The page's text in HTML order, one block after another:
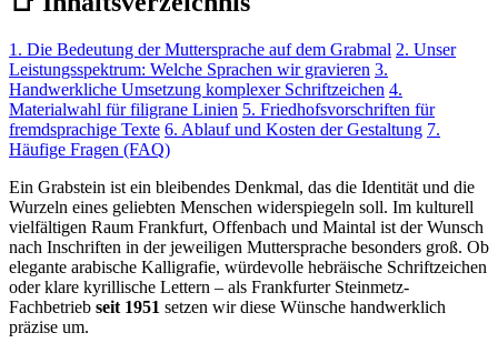
1. Die Bedeutung der Muttersprache auf dem Grabmal 2. Unser
Leistungsspektrum: Welche Sprachen wir gravieren 3.
Handwerkliche Umsetzung komplexer Schriftzeichen 4.
Materialwahl für filigrane Linien 5. Friedhofsvorschriften für
fremdsprachige Texte 6. Ablauf und Kosten der Gestaltung 7.
Häufige Fragen (FAQ)
Ein Grabstein ist ein bleibendes Denkmal, das die Identität und die
Wurzeln eines geliebten Menschen widerspiegeln soll. Im kulturell
vielfältigen Raum Frankfurt, Offenbach und Maintal ist der Wunsch
nach Inschriften in der jeweiligen Muttersprache besonders groß. Ob
elegante arabische Kalligrafie, würdevolle hebräische Schriftzeichen
oder klare kyrillische Lettern – als Frankfurter Steinmetz-
Fachbetrieb seit 1951 setzen wir diese Wünsche handwerklich
präzise um.